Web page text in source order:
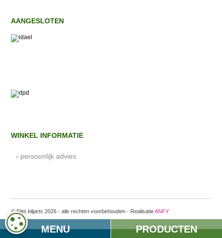
MENU PRODUCTEN
AANGESLOTEN
WINKEL INFORMATIE
› persoonlijk advies
© Sijm biljarts 2026 - alle rechten voorbehouden - RealisatieANFY
COOKIE-INSTELLINGEN